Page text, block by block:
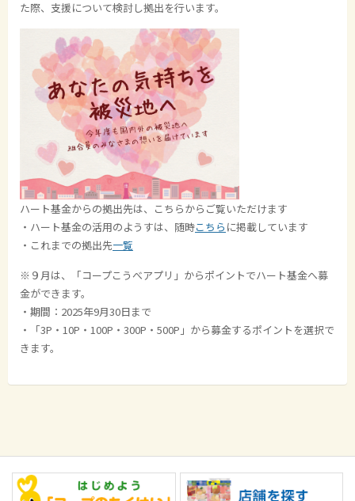
た際、支援について検討し拠出を行います。
ハート基金からの拠出先は、こちらからご覧いただけます
・ ハート基金の活用のようすは、 随時こちら に掲載しています
・これまでの拠出先一覧
※９月は、「コープこうべアプリ」からポイントでハート基金へ募
金ができます。
・期間：2025年9月30日まで
・「3P ・ 10P ・100P ・300P ・500P 」から募金するポイントを選択で
きます。